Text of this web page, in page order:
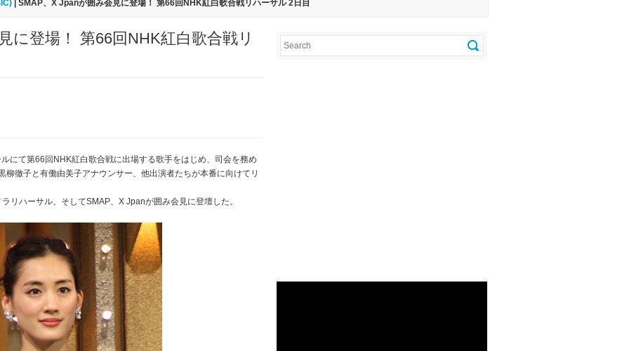
| SMAP、X Jpanが囲み会見に登場！ 第66回NHK紅白歌合戦リハーサル 2日目
に登場！ 第66回NHK紅白歌合戦リ
にて第66回NHK紅白歌合戦に出場する歌手をはじめ、司会を務め
徹子と有働由美子アナウンサー、他出演者たちが本番に向けてリ
リハーサル、そしてSMAP、X Jpanが囲み会見に登壇した。